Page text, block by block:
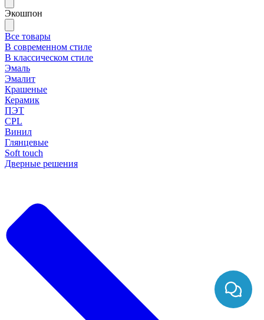
Экошпон
Все товары
В современном стиле
В классическом стиле
Эмаль
Эмалит
Крашеные
Керамик
ПЭТ
CPL
Винил
Глянцевые
Soft touch
Дверные решения